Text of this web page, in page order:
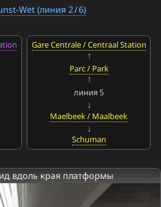
Wet (линия 2 / 6)
Gare Centrale / Centraal Station
Parc / Park
линия 5
Maelbeek / Maalbeek
Schuman
вдоль края платформы